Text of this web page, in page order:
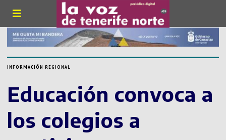
INFORMACIÓN REGIONAL
Educación convoca a
los colegios a